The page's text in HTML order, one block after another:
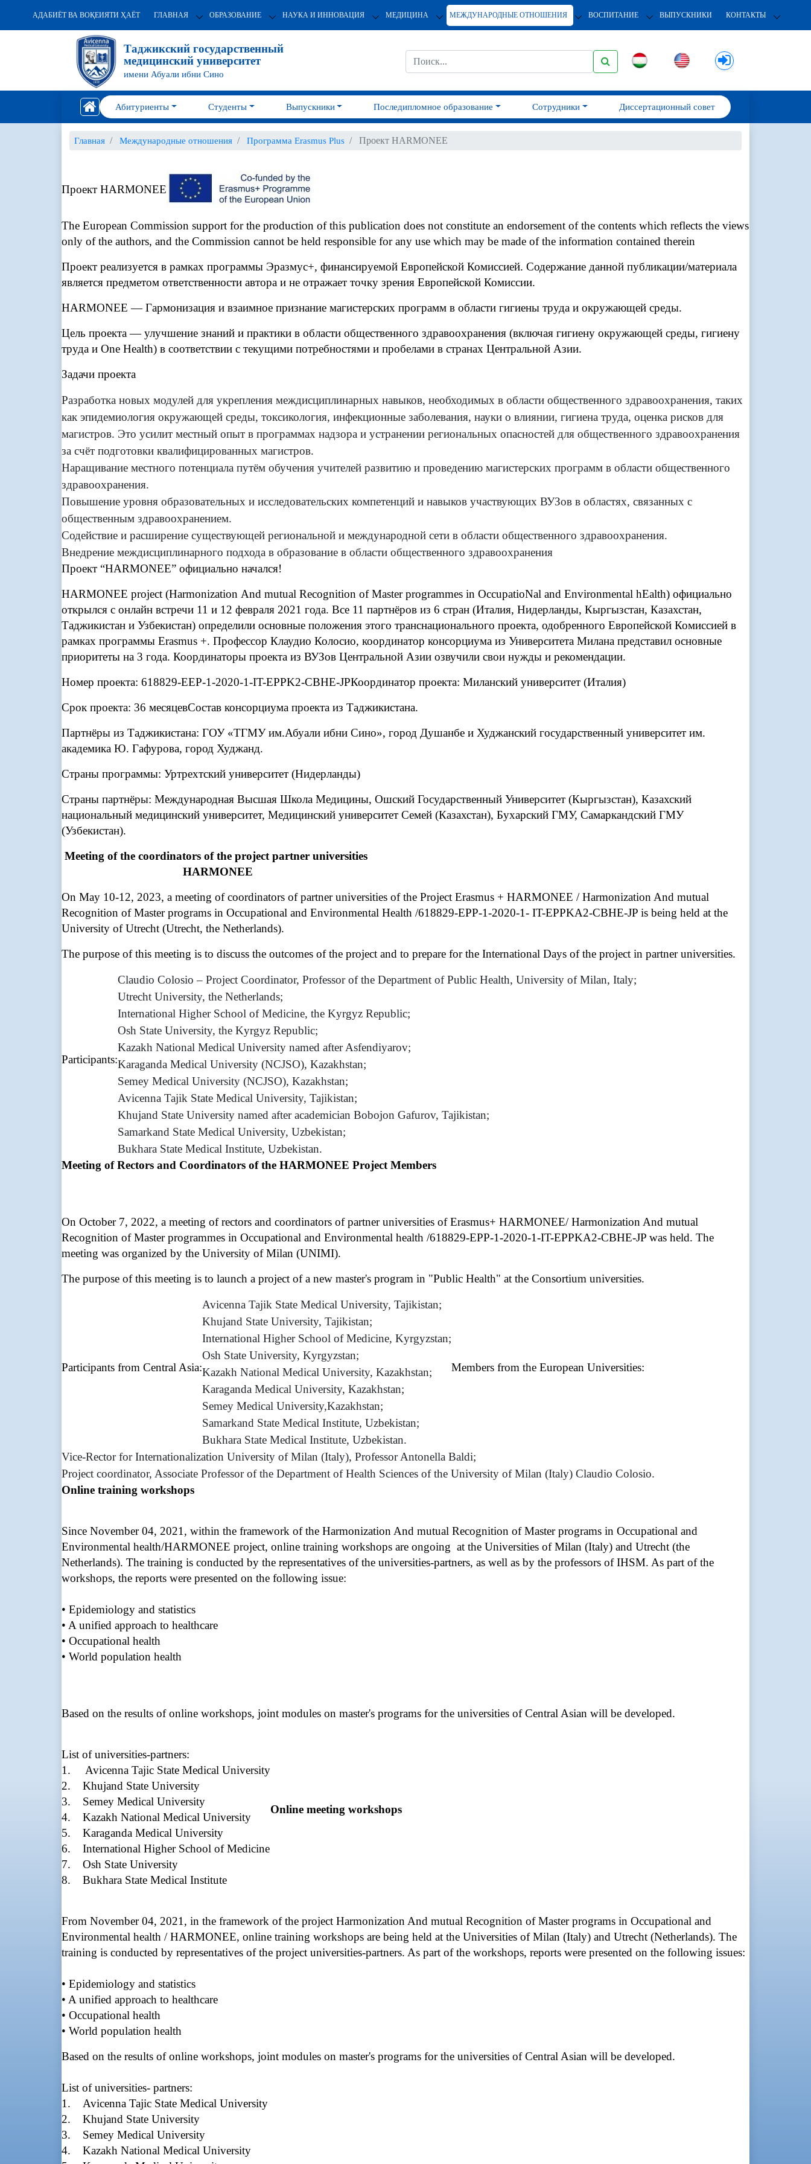
АДАБИЁТ ВА ВОҚЕИЯТИ ҲАЁТ ГЛАВНАЯ ОБРАЗОВАНИЕ НАУКА И ИННОВАЦИЯ МЕДИЦИНА МЕЖДУНАРОДНЫЕ ОТНОШЕНИЯ ВОСПИТАНИЕ ВЫПУСКНИКИ КОНТАКТЫ
Таджикский государственный
медицинский университет
имени Абуали ибни Сино
Абитуриенты Студенты Выпускники Последипломное образование Сотрудники Диссертационный совет
Главная Международные отношения Программа Erasmus Plus Проект HARMONEE
Проект HARMONEE
The European Commission support for the production of this publication does not constitute an endorsement of the contents which reflects the views
only of the authors, and the Commission cannot be held responsible for any use which may be made of the information contained therein
Проект реализуется в рамках программы Эразмус+, финансируемой Европейской Комиссией. Содержание данной публикации/материала
является предметом ответственности автора и не отражает точку зрения Европейской Комиссии.
HARMONEE — Гармонизация и взаимное признание магистерских программ в области гигиены труда и окружающей среды.
Цель проекта — улучшение знаний и практики в области общественного здравоохранения (включая гигиену окружающей среды, гигиену
труда и One Health) в соответствии с текущими потребностями и пробелами в странах Центральной Азии.
Задачи проекта
Разработка новых модулей для укрепления междисциплинарных навыков, необходимых в области общественного здравоохранения, таких
как эпидемиология окружающей среды, токсикология, инфекционные заболевания, науки о влиянии, гигиена труда, оценка рисков для
магистров. Это усилит местный опыт в программах надзора и устранении региональных опасностей для общественного здравоохранения
за счёт подготовки квалифицированных магистров.
Наращивание местного потенциала путём обучения учителей развитию и проведению магистерских программ в области общественного
здравоохранения.
Повышение уровня образовательных и исследовательских компетенций и навыков участвующих ВУЗов в областях, связанных с
общественным здравоохранением.
Содействие и расширение существующей региональной и международной сети в области общественного здравоохранения.
Внедрение междисциплинарного подхода в образование в области общественного здравоохранения
Проект “HARMONEE” официально начался!
HARMONEE project (Harmonization And mutual Recognition of Master programmes in OccupatioNal and Environmental hEalth) официально
открылся с онлайн встречи 11 и 12 февраля 2021 года. Все 11 партнёров из 6 стран (Италия, Нидерланды, Кыргызстан, Казахстан,
Таджикистан и Узбекистан) определили основные положения этого транснационального проекта, одобренного Европейской Комиссией в
рамках программы Erasmus +. Профессор Клаудио Колосио, координатор консорциума из Университета Милана представил основные
приоритеты на 3 года. Координаторы проекта из ВУЗов Центральной Азии озвучили свои нужды и рекомендации.
Номер проекта: 618829-EEP-1-2020-1-IT-EPPK2-CBHE-JPКоординатор проекта: Миланский университет (Италия)
Срок проекта: 36 месяцевСостав консорциума проекта из Таджикистана.
Партнёры из Таджикистана: ГОУ «ТГМУ им.Абуали ибни Сино», город Душанбе и Худжанский государственный университет им.
академика Ю. Гафурова, город Худжанд.
Страны программы: Уртрехтский университет (Нидерланды)
Страны партнёры: Международная Высшая Школа Медицины, Ошский Государственный Университет (Кыргызстан), Казахский
национальный медицинский университет, Медицинский университет Семей (Казахстан), Бухарский ГМУ, Самаркандский ГМУ
(Узбекистан).
Meeting of the coordinators of the project partner universities
HARMONEE
On May 10-12, 2023, a meeting of coordinators of partner universities of the Project Erasmus + HARMONEE / Harmonization And mutual
Recognition of Master programs in Occupational and Environmental Health /618829-EPP-1-2020-1- IT-EPPKA2-CBHE-JP is being held at the
University of Utrecht (Utrecht, the Netherlands).
The purpose of this meeting is to discuss the outcomes of the project and to prepare for the International Days of the project in partner universities.
Participants:
Claudio Colosio – Project Coordinator, Professor of the Department of Public Health, University of Milan, Italy;
Utrecht University, the Netherlands;
International Higher School of Medicine, the Kyrgyz Republic;
Osh State University, the Kyrgyz Republic;
Kazakh National Medical University named after Asfendiyarov;
Karaganda Medical University (NCJSO), Kazakhstan;
Semey Medical University (NCJSO), Kazakhstan;
Avicenna Tajik State Medical University, Tajikistan;
Khujand State University named after academician Bobojon Gafurov, Tajikistan;
Samarkand State Medical University, Uzbekistan;
Bukhara State Medical Institute, Uzbekistan.
Meeting of Rectors and Coordinators of the HARMONEE Project Members
On October 7, 2022, a meeting of rectors and coordinators of partner universities of Erasmus+ HARMONEE/ Harmonization And mutual
Recognition of Master programmes in Occupational and Environmental health /618829-EPP-1-2020-1-IT-EPPKA2-CBHE-JP was held. The
meeting was organized by the University of Milan (UNIMI).
The purpose of this meeting is to launch a project of a new master's program in "Public Health" at the Consortium universities.
Participants from Central Asia:
Avicenna Tajik State Medical University, Tajikistan;
Khujand State University, Tajikistan;
International Higher School of Medicine, Kyrgyzstan;
Osh State University, Kyrgyzstan;
Kazakh National Medical University, Kazakhstan;
Karaganda Medical University, Kazakhstan;
Semey Medical University,Kazakhstan;
Samarkand State Medical Institute, Uzbekistan;
Bukhara State Medical Institute, Uzbekistan.
Members from the European Universities:
Vice-Rector for Internationalization University of Milan (Italy), Professor Antonella Baldi;
Project coordinator, Associate Professor of the Department of Health Sciences of the University of Milan (Italy) Claudio Colosio.
Online training workshops
Since November 04, 2021, within the framework of the Harmonization And mutual Recognition of Master programs in Occupational and
Environmental health/HARMONEE project, online training workshops are ongoing at the Universities of Milan (Italy) and Utrecht (the
Netherlands). The training is conducted by the representatives of the universities-partners, as well as by the professors of IHSM. As part of the
workshops, the reports were presented on the following issue:
• Epidemiology and statistics
• A unified approach to healthcare
• Occupational health
• World population health
Based on the results of online workshops, joint modules on master's programs for the universities of Central Asian will be developed.
List of universities-partners:
1. Avicenna Tajic State Medical University
2. Khujand State University
3. Semey Medical University
4. Kazakh National Medical University
5. Karaganda Medical University
6. International Higher School of Medicine
7. Osh State University
8. Bukhara State Medical Institute
Online meeting workshops
From November 04, 2021, in the framework of the project Harmonization And mutual Recognition of Master programs in Occupational and
Environmental health / HARMONEE, online training workshops are being held at the Universities of Milan (Italy) and Utrecht (Netherlands). The
training is conducted by representatives of the project universities-partners. As part of the workshops, reports were presented on the following issues:
• Epidemiology and statistics
• A unified approach to healthcare
• Occupational health
• World population health
Based on the results of online workshops, joint modules on master's programs for the universities of Central Asian will be developed.
List of universities- partners:
1. Avicenna Tajic State Medical University
2. Khujand State University
3. Semey Medical University
4. Kazakh National Medical University